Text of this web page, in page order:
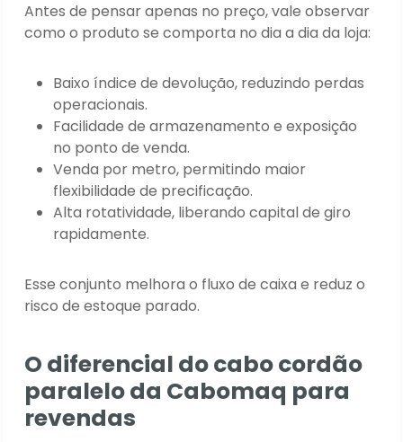
Antes de pensar apenas no preço, vale observar
como o produto se comporta no dia a dia da loja:
Baixo índice de devolução, reduzindo perdas
operacionais.
Facilidade de armazenamento e exposição
no ponto de venda.
Venda por metro, permitindo maior
flexibilidade de precificação.
Alta rotatividade, liberando capital de giro
rapidamente.
Esse conjunto melhora o fluxo de caixa e reduz o
risco de estoque parado.
O diferencial do cabo cordão
paralelo da Cabomaq para
revendas